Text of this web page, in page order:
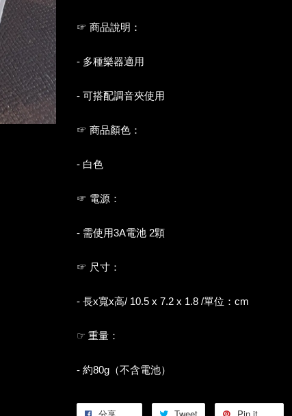
☞ 商品說明：
- 多種樂器適用
- 可搭配調音夾使用
☞ 商品顏色：
- 白色
☞ 電源：
- 需使用3A電池 2顆
☞ 尺寸：
- 長x寬x高/ 10.5 x 7.2 x 1.8 /單位：cm
☞ 重量：
- 約80g（不含電池）